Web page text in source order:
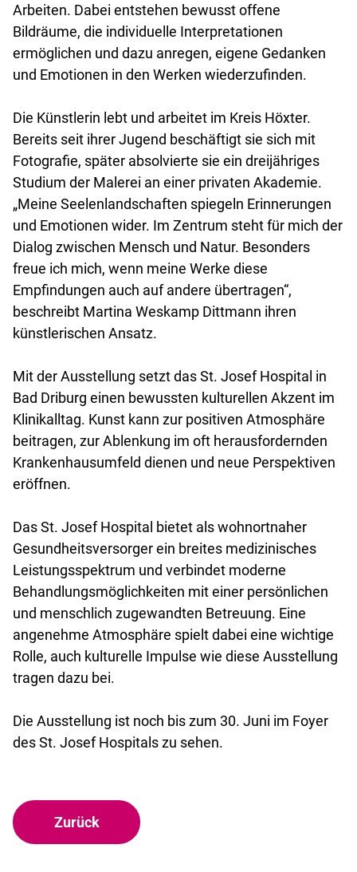
Arbeiten. Dabei entstehen bewusst offene
Bildräume, die individuelle Interpretationen
ermöglichen und dazu anregen, eigene Gedanken
und Emotionen in den Werken wiederzufinden.
Die Künstlerin lebt und arbeitet im Kreis Höxter.
Bereits seit ihrer Jugend beschäftigt sie sich mit
Fotografie, später absolvierte sie ein dreijähriges
Studium der Malerei an einer privaten Akademie.
„Meine Seelenlandschaften spiegeln Erinnerungen
und Emotionen wider. Im Zentrum steht für mich der
Dialog zwischen Mensch und Natur. Besonders
freue ich mich, wenn meine Werke diese
Empfindungen auch auf andere übertragen“,
beschreibt Martina Weskamp Dittmann ihren
künstlerischen Ansatz.
Mit der Ausstellung setzt das St. Josef Hospital in
Bad Driburg einen bewussten kulturellen Akzent im
Klinikalltag. Kunst kann zur positiven Atmosphäre
beitragen, zur Ablenkung im oft herausfordernden
Krankenhausumfeld dienen und neue Perspektiven
eröffnen.
Das St. Josef Hospital bietet als wohnortnaher
Gesundheitsversorger ein breites medizinisches
Leistungsspektrum und verbindet moderne
Behandlungsmöglichkeiten mit einer persönlichen
und menschlich zugewandten Betreuung. Eine
angenehme Atmosphäre spielt dabei eine wichtige
Rolle, auch kulturelle Impulse wie diese Ausstellung
tragen dazu bei.
Die Ausstellung ist noch bis zum 30. Juni im Foyer
des St. Josef Hospitals zu sehen.
Zurück